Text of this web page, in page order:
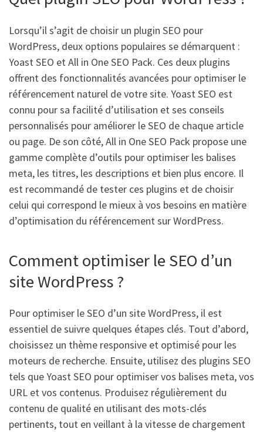
Lorsqu’il s’agit de choisir un plugin SEO pour
WordPress, deux options populaires se démarquent :
Yoast SEO et All in One SEO Pack. Ces deux plugins
offrent des fonctionnalités avancées pour optimiser le
référencement naturel de votre site. Yoast SEO est
connu pour sa facilité d’utilisation et ses conseils
personnalisés pour améliorer le SEO de chaque article
ou page. De son côté, All in One SEO Pack propose une
gamme complète d’outils pour optimiser les balises
meta, les titres, les descriptions et bien plus encore. Il
est recommandé de tester ces plugins et de choisir
celui qui correspond le mieux à vos besoins en matière
d’optimisation du référencement sur WordPress.
Comment optimiser le SEO d’un
site WordPress ?
Pour optimiser le SEO d’un site WordPress, il est
essentiel de suivre quelques étapes clés. Tout d’abord,
choisissez un thème responsive et optimisé pour les
moteurs de recherche. Ensuite, utilisez des plugins SEO
tels que Yoast SEO pour optimiser vos balises meta, vos
URL et vos contenus. Produisez régulièrement du
contenu de qualité en utilisant des mots-clés
pertinents, tout en veillant à la vitesse de chargement